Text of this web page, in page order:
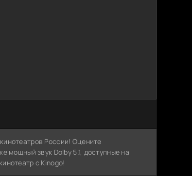
России! Оцените
мощный звук Dolby 5.1, доступные на
с Kinogo!